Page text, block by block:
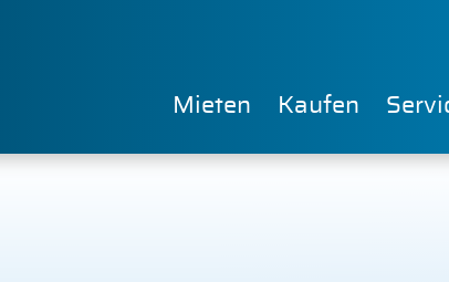
Mieten Kaufen